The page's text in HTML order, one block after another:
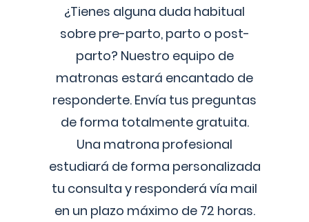
¿Tienes alguna duda habitual
sobre pre-parto, parto o post-
parto? Nuestro equipo de
matronas estará encantado de
responderte. Envía tus preguntas
de forma totalmente gratuita.
Una matrona profesional
estudiará de forma personalizada
tu consulta y responderá vía mail
en un plazo máximo de 72 horas.